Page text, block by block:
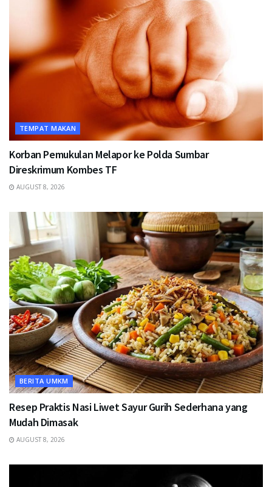
TEMPAT MAKAN
Korban Pemukulan Melapor ke Polda Sumbar
Direskrimum Kombes TF
AUGUST 8, 2026
BERITA UMKM
Resep Praktis Nasi Liwet Sayur Gurih Sederhana yang
Mudah Dimasak
AUGUST 8, 2026